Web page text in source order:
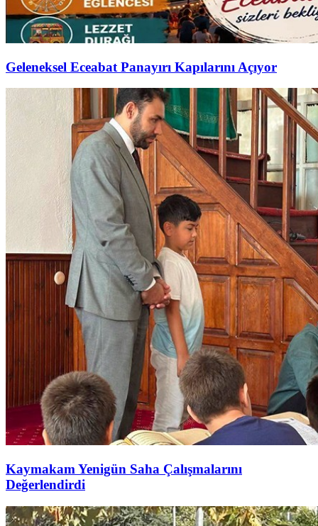
Geleneksel Eceabat Panayırı Kapılarını Açıyor
Kaymakam Yenigün Saha Çalışmalarını
Değerlendirdi